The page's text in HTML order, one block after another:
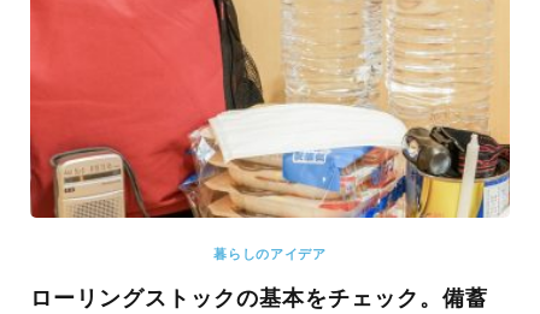
暮らしのアイデア
ローリングストックの基本をチェック。備蓄